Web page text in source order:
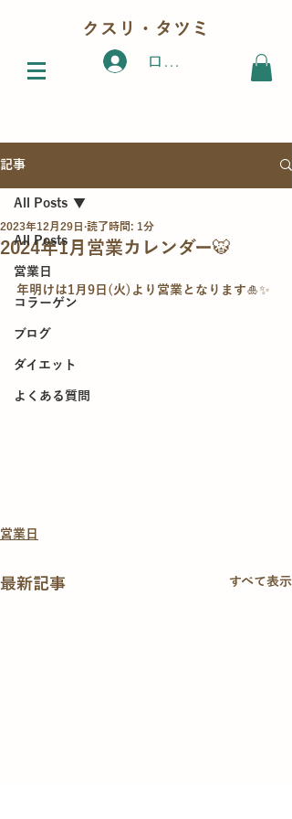
クスリ・タツミ
ログイン
記事
All Posts
営業日
コラーゲン
ブログ
ダイエット
よくある質問
All Posts
2024年1月営業カレンダー🐯
2023年12月29日 読了時間: 1分
年明けは1月9日(火)より営業となります🎍✨
営業日
最新記事 すべて表示